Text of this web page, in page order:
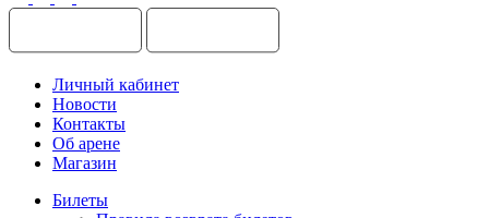
Личный кабинет
Новости
Контакты
Об арене
Магазин
Билеты